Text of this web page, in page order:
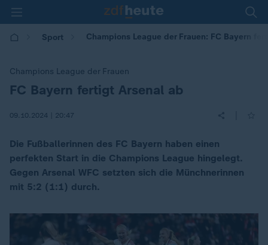
Sport Champions League der Frauen: FC Bayern
Champions League der Frauen
:FC Bayern fertigt Arsenal ab
09.10.2024 | 20:47
Die Fußballerinnen des FC Bayern haben einen
perfekten Start in die Champions League hingelegt.
Gegen Arsenal WFC setzten sich die Münchnerinnen
mit 5:2 (1:1) durch.